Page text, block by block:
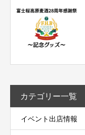
カテゴリー一覧
イベント出店情報